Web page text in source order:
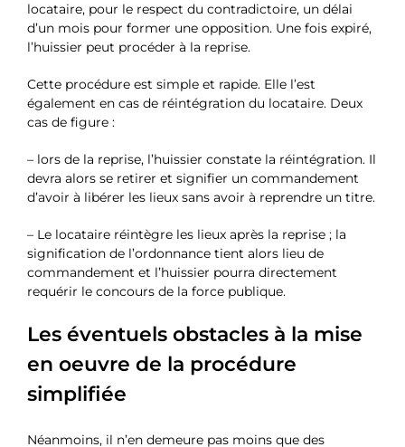
locataire, pour le respect du contradictoire, un délai
d’un mois pour former une opposition. Une fois expiré,
l’huissier peut procéder à la reprise.
Cette procédure est simple et rapide. Elle l’est
également en cas de réintégration du locataire. Deux
cas de figure :
– lors de la reprise, l’huissier constate la réintégration. Il
devra alors se retirer et signifier un commandement
d’avoir à libérer les lieux sans avoir à reprendre un titre.
– Le locataire réintègre les lieux après la reprise ; la
signification de l’ordonnance tient alors lieu de
commandement et l’huissier pourra directement
requérir le concours de la force publique.
Les éventuels obstacles à la mise
en oeuvre de la procédure
simplifiée
Néanmoins, il n’en demeure pas moins que des